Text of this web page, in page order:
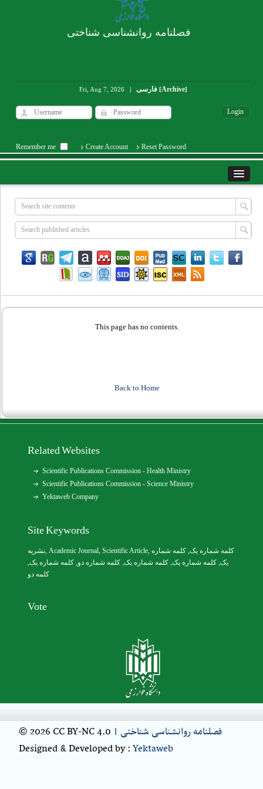
فصلنامه روانشناسی شناختی
Fri, Aug 7, 2026 | فارسی [Archive]
Remember me Create Account Reset Password
This page has no contents.
Back to Home
Related Websites
Scientific Publications Commission - Health Ministry
Scientific Publications Commission - Science Ministry
Yektaweb Company
Site Keywords
نشریه,Academic Journal,Scientific Article, کلمه شماره یک, کلمه شماره
یک, کلمه شماره یک, کلمه شماره یک, کلمه شماره دو, کلمه شماره یک,
کلمه دو
Vote
© 2026 CC BY-NC 4.0 | فصلنامه روانشناسی شناختی
Designed & Developed by :Yektaweb